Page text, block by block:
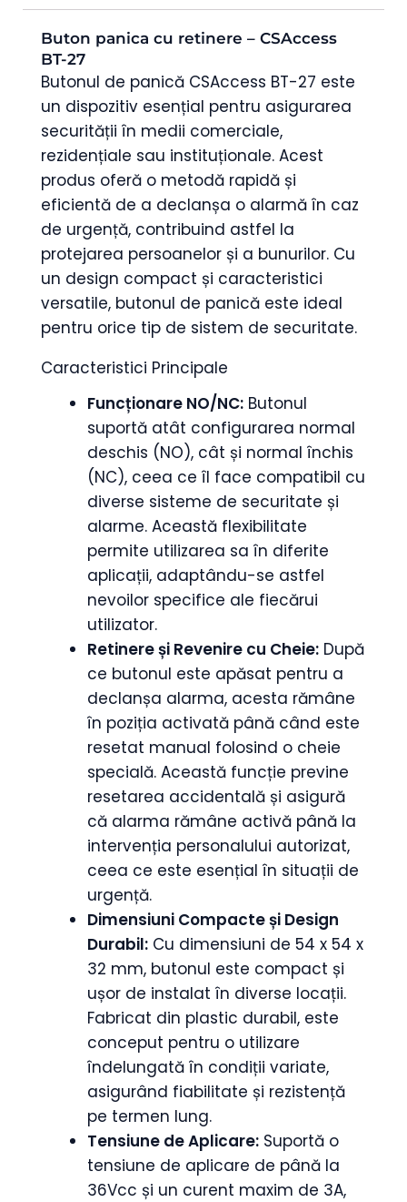
Buton panica cu retinere – CSAccess
BT-27
Butonul de panică CSAccess BT-27 este
un dispozitiv esențial pentru asigurarea
securității în medii comerciale,
rezidențiale sau instituționale. Acest
produs oferă o metodă rapidă și
eficientă de a declanșa o alarmă în caz
de urgență, contribuind astfel la
protejarea persoanelor și a bunurilor. Cu
un design compact și caracteristici
versatile, butonul de panică este ideal
pentru orice tip de sistem de securitate.
Caracteristici Principale
Funcționare NO/NC: Butonul
suportă atât configurarea normal
deschis (NO), cât și normal închis
(NC), ceea ce îl face compatibil cu
diverse sisteme de securitate și
alarme. Această flexibilitate
permite utilizarea sa în diferite
aplicații, adaptându-se astfel
nevoilor specifice ale fiecărui
utilizator.
Retinere și Revenire cu Cheie: După
ce butonul este apăsat pentru a
declanșa alarma, acesta rămâne
în poziția activată până când este
resetat manual folosind o cheie
specială. Această funcție previne
resetarea accidentală și asigură
că alarma rămâne activă până la
intervenția personalului autorizat,
ceea ce este esențial în situații de
urgență.
Dimensiuni Compacte și Design
Durabil: Cu dimensiuni de 54 x 54 x
32 mm, butonul este compact și
ușor de instalat în diverse locații.
Fabricat din plastic durabil, este
conceput pentru o utilizare
îndelungată în condiții variate,
asigurând fiabilitate și rezistență
pe termen lung.
Tensiune de Aplicare: Suportă o
tensiune de aplicare de până la
36Vcc și un curent maxim de 3A,